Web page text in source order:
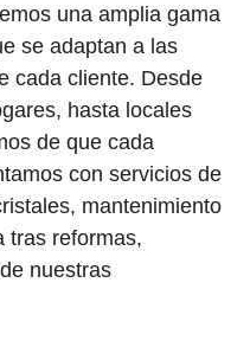
una amplia gama
se adaptan a las
cada cliente. Desde
hasta locales
de que cada
con servicios de
mantenimiento
tras reformas,
nuestras